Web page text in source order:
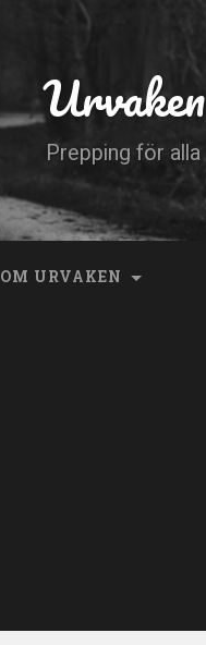
Urvaken
Prepping för alla
OM URVAKEN